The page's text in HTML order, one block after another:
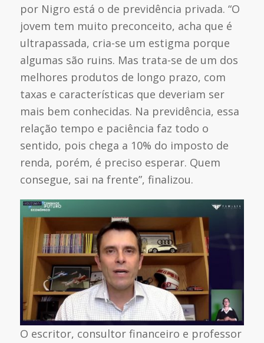
por Nigro está o de previdência privada. “O
jovem tem muito preconceito, acha que é
ultrapassada, cria-se um estigma porque
algumas são ruins. Mas trata-se de um dos
melhores produtos de longo prazo, com
taxas e características que deveriam ser
mais bem conhecidas. Na previdência, essa
relação tempo e paciência faz todo o
sentido, pois chega a 10% do imposto de
renda, porém, é preciso esperar. Quem
consegue, sai na frente”, finalizou.
O escritor, consultor financeiro e professor